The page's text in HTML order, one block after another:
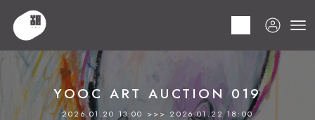
HOME
YOOC ART AUCTION 019
2026.01.20 13:00 >>> 2026.01.22 18:00